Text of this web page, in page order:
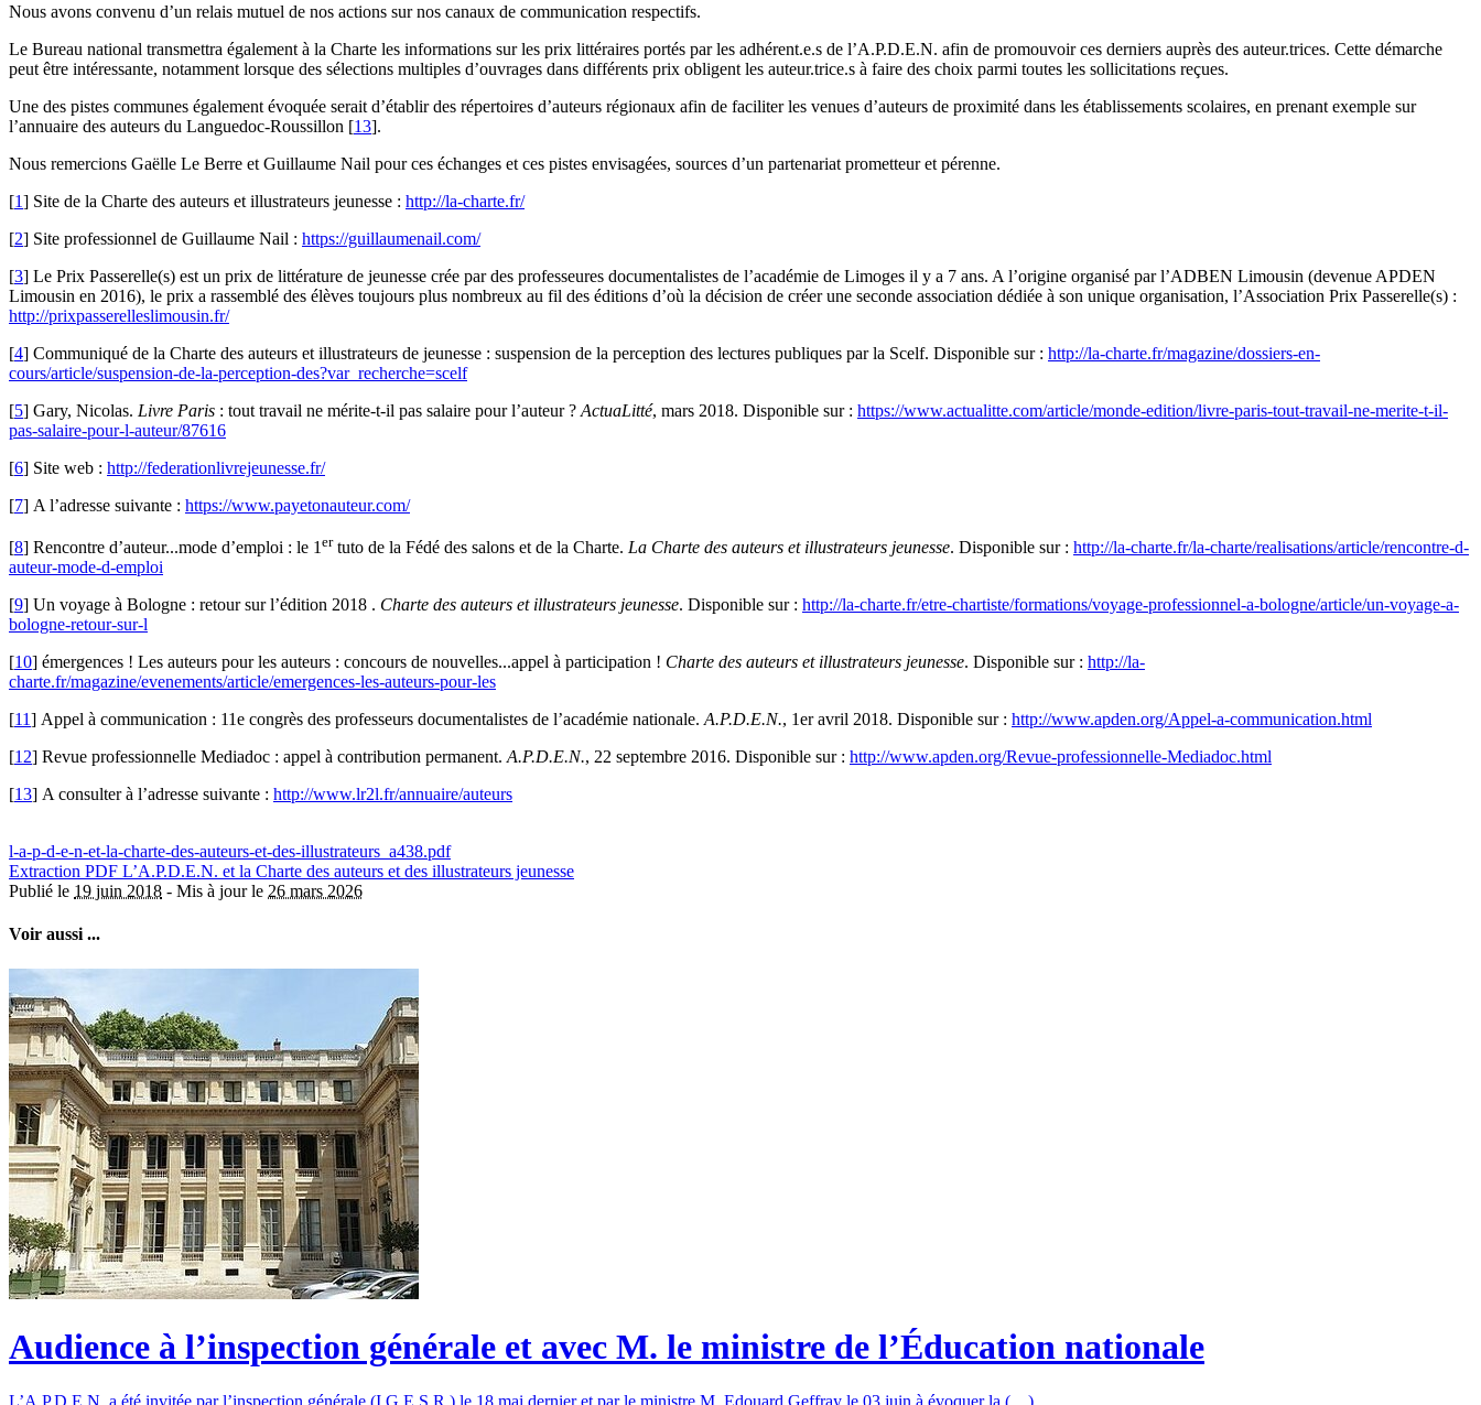
Nous avons convenu d’un relais mutuel de nos actions sur nos canaux de communication respectifs.
Le Bureau national transmettra également à la Charte les informations sur les prix littéraires portés par les adhérent.e.s de l’A.P.D.E.N. afin de promouvoir ces derniers auprès des auteur.trices. Cette démarche
peut être intéressante, notamment lorsque des sélections multiples d’ouvrages dans différents prix obligent les auteur.trice.s à faire des choix parmi toutes les sollicitations reçues.
Une des pistes communes également évoquée serait d’établir des répertoires d’auteurs régionaux afin de faciliter les venues d’auteurs de proximité dans les établissements scolaires, en prenant exemple sur
l’annuaire des auteurs du Languedoc-Roussillon [13].
Nous remercions Gaëlle Le Berre et Guillaume Nail pour ces échanges et ces pistes envisagées, sources d’un partenariat prometteur et pérenne.
[1] Site de la Charte des auteurs et illustrateurs jeunesse : http://la-charte.fr/
[2] Site professionnel de Guillaume Nail : https://guillaumenail.com/
[3] Le Prix Passerelle(s) est un prix de littérature de jeunesse crée par des professeures documentalistes de l’académie de Limoges il y a 7 ans. A l’origine organisé par l’ADBEN Limousin (devenue APDEN
Limousin en 2016), le prix a rassemblé des élèves toujours plus nombreux au fil des éditions d’où la décision de créer une seconde association dédiée à son unique organisation, l’Association Prix Passerelle(s) :
http://prixpasserelleslimousin.fr/
[4] Communiqué de la Charte des auteurs et illustrateurs de jeunesse : suspension de la perception des lectures publiques par la Scelf. Disponible sur : http://la-charte.fr/magazine/dossiers-en-
cours/article/suspension-de-la-perception-des?var_recherche=scelf
[5] Gary, Nicolas. Livre Paris : tout travail ne mérite-t-il pas salaire pour l’auteur ? ActuaLitté, mars 2018. Disponible sur : https://www.actualitte.com/article/monde-edition/livre-paris-tout-travail-ne-merite-t-il-
pas-salaire-pour-l-auteur/87616
[6] Site web : http://federationlivrejeunesse.fr/
[7] A l’adresse suivante : https://www.payetonauteur.com/
[8] Rencontre d’auteur...mode d’emploi : le 1 ertuto de la Fédé des salons et de la Charte. La Charte des auteurs et illustrateurs jeunesse. Disponible sur : http://la-charte.fr/la-charte/realisations/article/rencontre-d-
auteur-mode-d-emploi
[9] Un voyage à Bologne : retour sur l’édition 2018 . Charte des auteurs et illustrateurs jeunesse. Disponible sur : http://la-charte.fr/etre-chartiste/formations/voyage-professionnel-a-bologne/article/un-voyage-a-
bologne-retour-sur-l
[10] émergences ! Les auteurs pour les auteurs : concours de nouvelles...appel à participation ! Charte des auteurs et illustrateurs jeunesse. Disponible sur : http://la-
charte.fr/magazine/evenements/article/emergences-les-auteurs-pour-les
[11] Appel à communication : 11e congrès des professeurs documentalistes de l’académie nationale. A.P.D.E.N., 1er avril 2018. Disponible sur : http://www.apden.org/Appel-a-communication.html
[12] Revue professionnelle Mediadoc : appel à contribution permanent. A.P.D.E.N., 22 septembre 2016. Disponible sur : http://www.apden.org/Revue-professionnelle-Mediadoc.html
[13] A consulter à l’adresse suivante : http://www.lr2l.fr/annuaire/auteurs
l-a-p-d-e-n-et-la-charte-des-auteurs-et-des-illustrateurs_a438.pdf
Extraction PDF L’A.P.D.E.N. et la Charte des auteurs et des illustrateurs jeunesse
Publié le 19 juin 2018 - Mis à jour le 26 mars 2026
Voir aussi ...
Audience à l’inspection générale et avec M. le ministre de l’Éducation nationale
L’A.P.D.E.N. a été invitée par l’inspection générale (I.G.E.S.R.) le 18 mai dernier et par le ministre M. Edouard Geffray le 03 juin à évoquer la (…)